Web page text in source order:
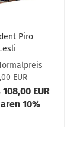
Piro
EUR
EUR
10%